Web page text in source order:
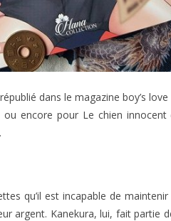
dans le magazine boy’s love
ou encore pour Le chien
qu’il est incapable de
argent. Kanekura, lui, fait partie